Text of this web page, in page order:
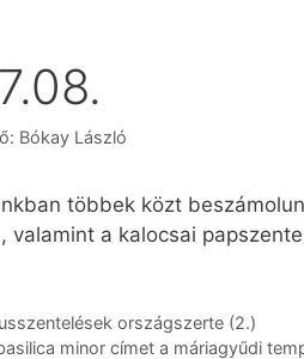
Bókay László
többek közt
valamint a kalocsai
országszerte (2.)
minor címet a máriagyűdi